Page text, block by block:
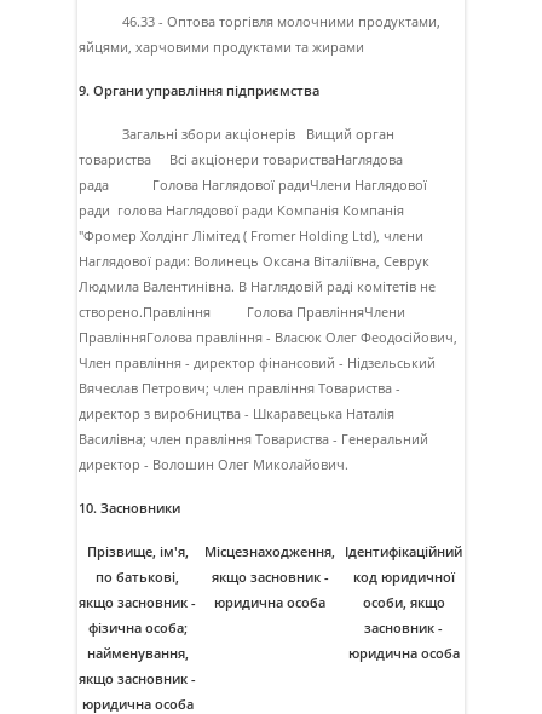
46.33 - Оптова торгiвля молочними продуктами,
яйцями, харчовими продуктами та жирами
9. Органи управління підприємства
Загальнi збори акцiонерiв Вищий орган
товариства Всi акцiонери товаристваНаглядова
рада Голова Наглядової радиЧлени Наглядової
ради голова Наглядової ради Компанiя Компанiя
"Фромер Холдiнг Лiмiтед ( Fromer Holding Ltd), члени
Наглядової ради: Волинець Оксана Вiталiївна, Севрук
Людмила Валентинiвна. В Наглядовiй радi комiтетiв не
створено.Правлiння Голова ПравлiнняЧлени
ПравлiнняГолова правлiння - Власюк Олег Феодосiйович,
Член правлiння - директор фiнансовий - Нiдзельський
Вячеслав Петрович; член правлiння Товариства -
директор з виробництва - Шкаравецька Наталiя
Василiвна; член правлiння Товариства - Генеральний
директор - Волошин Олег Миколайович.
10. Засновники
Прізвище, ім'я,
по батькові,
якщо засновник -
фізична особа;
найменування,
якщо засновник -
юридична особа
Місцезнаходження,
якщо засновник -
юридична особа
Ідентифікаційний
код юридичної
особи, якщо
засновник -
юридична особа